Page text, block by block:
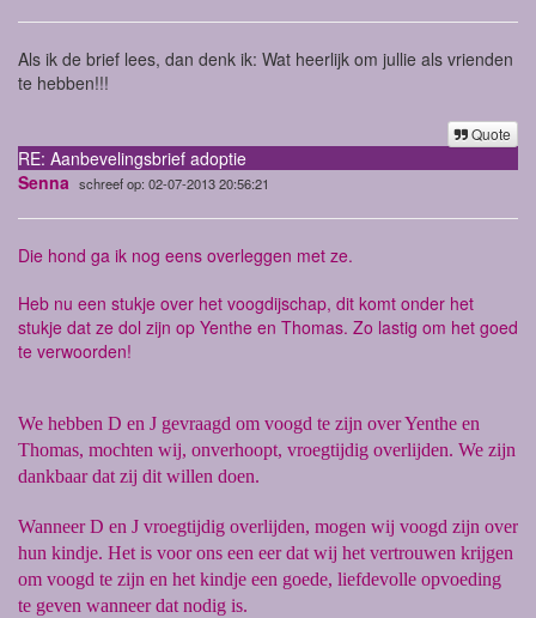
Als ik de brief lees, dan denk ik: Wat heerlijk om jullie als vrienden
te hebben!!!
Quote
RE: Aanbevelingsbrief adoptie
Senna schreef op: 02-07-2013 20:56:21
Die hond ga ik nog eens overleggen met ze.
Heb nu een stukje over het voogdijschap, dit komt onder het
stukje dat ze dol zijn op Yenthe en Thomas. Zo lastig om het goed
te verwoorden!
We hebben D en J gevraagd om voogd te zijn over Yenthe en
Thomas, mochten wij, onverhoopt, vroegtijdig overlijden. We zijn
dankbaar dat zij dit willen doen.
Wanneer D en J vroegtijdig overlijden, mogen wij voogd zijn over
hun kindje. Het is voor ons een eer dat wij het vertrouwen krijgen
om voogd te zijn en het kindje een goede, liefdevolle opvoeding
te geven wanneer dat nodig is.